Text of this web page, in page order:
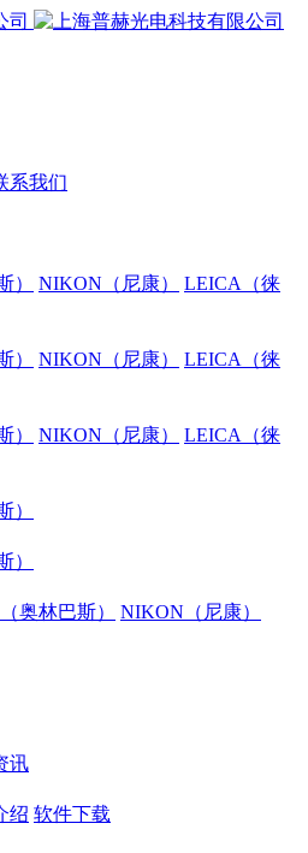
系我们
）
NIKON（尼康）
LEICA（徕
）
NIKON（尼康）
LEICA（徕
）
NIKON（尼康）
LEICA（徕
）
）
奥林巴斯）
NIKON（尼康）
讯
绍 软件下载